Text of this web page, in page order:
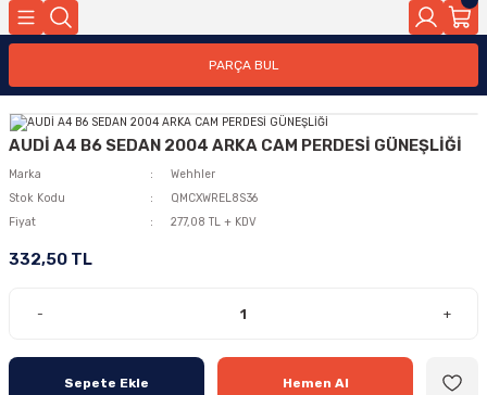
PARÇA BUL
AUDİ A4 B6 SEDAN 2004 ARKA CAM PERDESİ GÜNEŞLİĞİ
Marka
Wehhler
Stok Kodu
QMCXWREL8S36
Fiyat
277,08 TL + KDV
332,50 TL
- +
Sepete Ekle Hemen Al